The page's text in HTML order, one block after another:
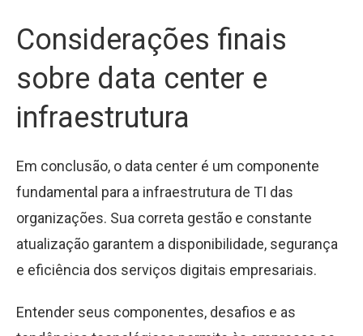
Considerações finais
sobre data center e
infraestrutura
Em conclusão, o data center é um componente
fundamental para a infraestrutura de TI das
organizações. Sua correta gestão e constante
atualização garantem a disponibilidade, segurança
e eficiência dos serviços digitais empresariais.
Entender seus componentes, desafios e as